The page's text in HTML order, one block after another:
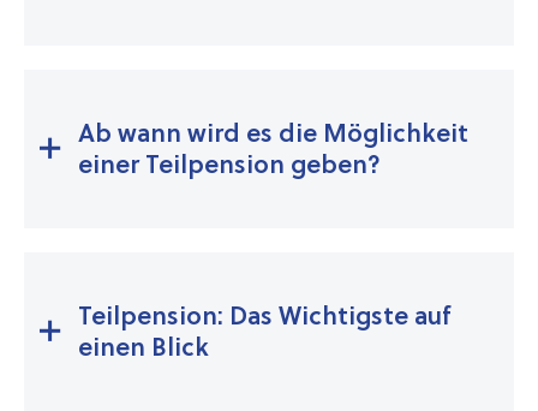
Ab wann wird es die Möglichkeit
einer Teilpension geben?
Teilpension: Das Wichtigste auf
einen Blick